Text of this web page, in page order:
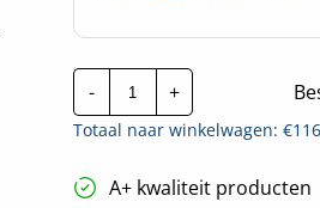
-
Adurolight
LED
Dave
2.0
56W
4000K
+
Totaal naar winkelwagen: €
A+ kwaliteit producten